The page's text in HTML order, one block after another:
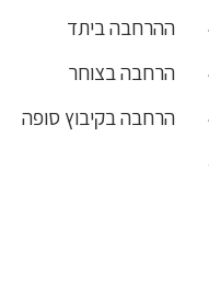
ההרחבה ביתד
הרחבה בצוחר
הרחבה בקיבוץ סופה